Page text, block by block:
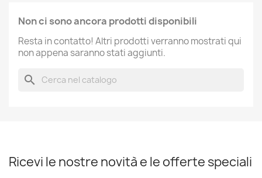
Non ci sono ancora prodotti disponibili
Resta in contatto! Altri prodotti verranno mostrati qui
non appena saranno stati aggiunti.
search
Ricevi le nostre novità e le offerte speciali